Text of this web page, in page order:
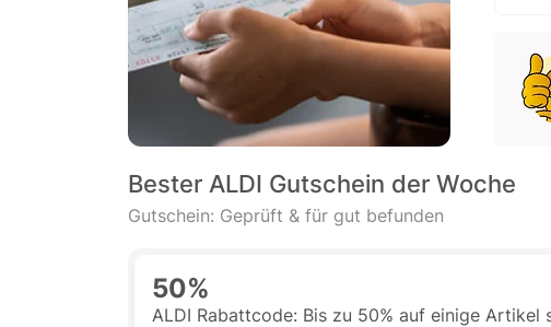
Bester ALDI Gutschein der Woche
Gutschein: Geprüft & für gut befunden
50%
ALDI Rabattcode: Bis zu 50% auf einige Artikel